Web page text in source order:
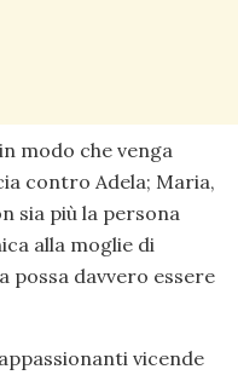
modo che venga
contro Adela; Maria,
sia più la persona
alla moglie di
possa davvero essere
vicende